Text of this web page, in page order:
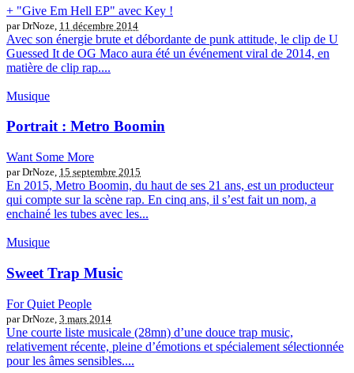
+ "Give Em Hell EP" avec Key !
par DrNoze, 11 décembre 2014
Avec son énergie brute et débordante de punk attitude, le clip de U
Guessed It de OG Maco aura été un événement viral de 2014, en
matière de clip rap....
Musique
Portrait : Metro Boomin
Want Some More
par DrNoze, 15 septembre 2015
En 2015, Metro Boomin, du haut de ses 21 ans, est un producteur
qui compte sur la scène rap. En cinq ans, il s’est fait un nom, a
enchainé les tubes avec les...
Musique
Sweet Trap Music
For Quiet People
par DrNoze, 3 mars 2014
Une courte liste musicale (28mn) d’une douce trap music,
relativement récente, pleine d’émotions et spécialement sélectionnée
pour les âmes sensibles....